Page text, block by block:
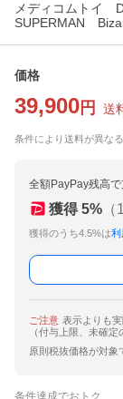
メディコムトイ
SUPERMAN
価格
39,900 円 送
条件により送料が異な
全額PayPay残高
獲得 5% （
獲得のうち4.5%は利
ご注意 表示よりも
（付与上限、未確定
原則税抜価格が対象
条件達成でおトク